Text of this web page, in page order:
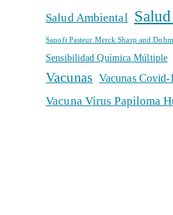
Salud Ambiental
Sanofi Pasteur Merck Sharp and
Sensibilidad Química Múltiple
Vacunas Vacunas Covid-
Vacuna Virus Papiloma